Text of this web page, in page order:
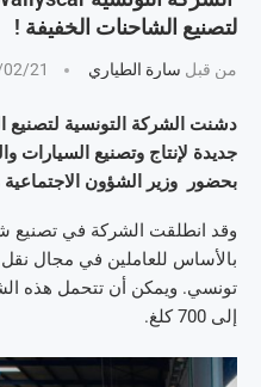
لتصنيع الشاحنات الخفيفة !
من قبل سارة الطياري 21
جديدة لإنتاج وتصنيع السيارات
بحضور وزير الشؤون
تونسي. ويمكن أن تتحمل هذه
إلى 700 كلغ.